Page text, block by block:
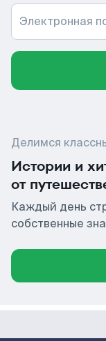
Электронная
Делимся
Истории и
от
Каждый день
собственные